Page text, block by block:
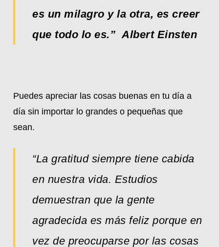
es un milagro y la otra, es creer
que todo lo es.” Albert Einsten
Puedes apreciar las cosas buenas en tu día a
día sin importar lo grandes o pequeñas que
sean.
“La gratitud siempre tiene cabida
en nuestra vida. Estudios
demuestran que la gente
agradecida es más feliz porque en
vez de preocuparse por las cosas